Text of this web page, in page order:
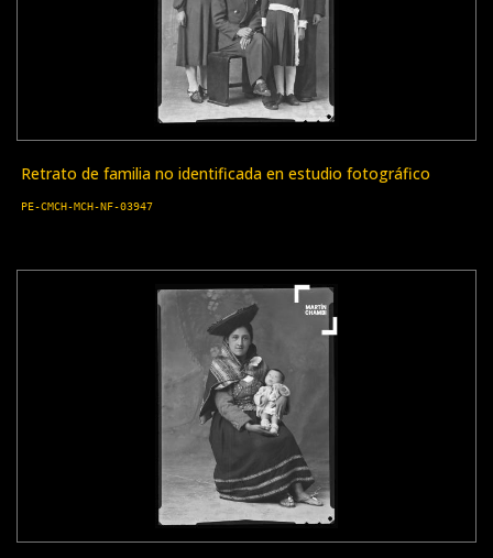
Retrato de familia no identificada en estudio fotográfico
PE-CMCH-MCH-NF-03947